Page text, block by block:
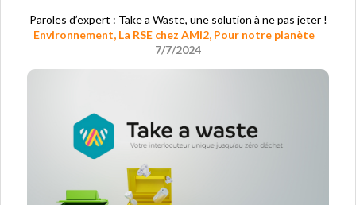
Paroles d’expert : Take a Waste, une solution à ne pas jeter !
Environnement, La RSE chez AMi2, Pour notre planète
7/7/2024